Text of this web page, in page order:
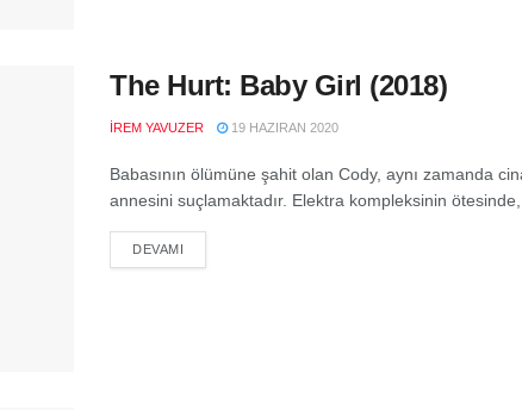
The Hurt: Baby Girl (2018)
İREM YAVUZER 19 HAZIRAN 2020
Babasının ölümüne şahit olan Cody, aynı zamanda
annesini suçlamaktadır. Elektra kompleksinin ötesinde,
DEVAMI